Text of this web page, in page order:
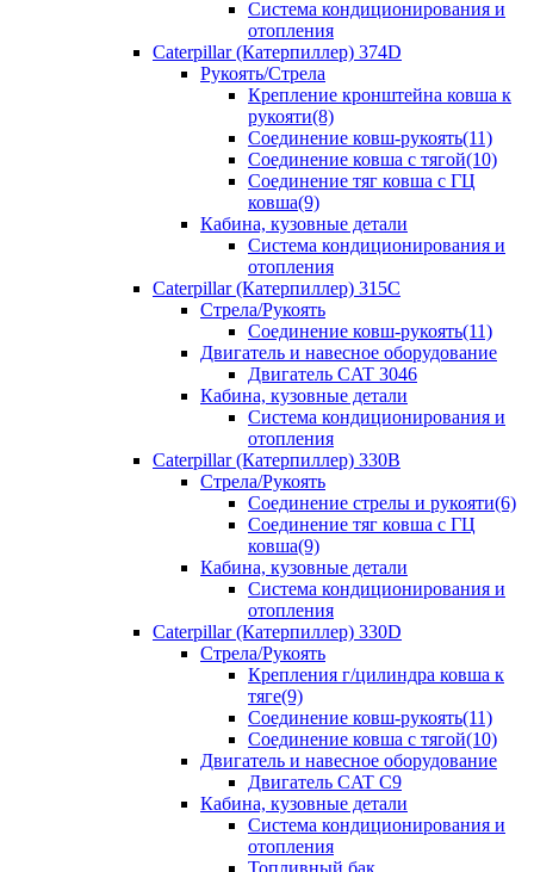
Система кондиционирования и
отопления
Caterpillar (Катерпиллер) 374D
Рукоять/Стрела
Крепление кронштейна ковша к
рукояти(8)
Соединение ковш-рукоять(11)
Соединение ковша с тягой(10)
Соединение тяг ковша с ГЦ
ковша(9)
Кабина, кузовные детали
Система кондиционирования и
отопления
Caterpillar (Катерпиллер) 315C
Стрела/Рукоять
Соединение ковш-рукоять(11)
Двигатель и навесное оборудование
Двигатель CAT 3046
Кабина, кузовные детали
Система кондиционирования и
отопления
Caterpillar (Катерпиллер) 330B
Стрела/Рукоять
Соединение стрелы и рукояти(6)
Соединение тяг ковша с ГЦ
ковша(9)
Кабина, кузовные детали
Система кондиционирования и
отопления
Caterpillar (Катерпиллер) 330D
Стрела/Рукоять
Крепления г/цилиндра ковша к
тяге(9)
Соединение ковш-рукоять(11)
Соединение ковша с тягой(10)
Двигатель и навесное оборудование
Двигатель CAT C9
Кабина, кузовные детали
Система кондиционирования и
отопления
Топливный бак